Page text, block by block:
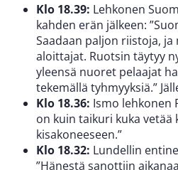
Klo 18.39: Lehkonen
kahden erän jälkeen:
Saadaan paljon riistoja, ja
aloittajat. Ruotsin täytyy
yleensä nuoret pelaajat
tekemällä tyhmyyksiä.”
Klo 18.36: Ismo lehkonen
on kuin taikuri kuka vetää
kisakoneeseen.”
Klo 18.32: Lundellin
”Hänestä sanottiin